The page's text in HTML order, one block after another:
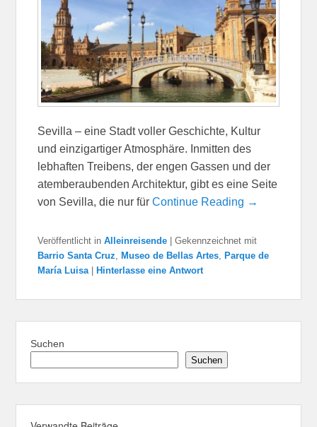
Sevilla – eine Stadt voller Geschichte, Kultur
und einzigartiger Atmosphäre. Inmitten des
lebhaften Treibens, der engen Gassen und der
atemberaubenden Architektur, gibt es eine Seite
von Sevilla, die nur fürContinue Reading →
Veröffentlicht in Alleinreisende |Gekennzeichnet mit
Barrio Santa Cruz, Museo de Bellas Artes, Parque de
María Luisa
Hinterlasse eine Antwort
Suchen
Suchen